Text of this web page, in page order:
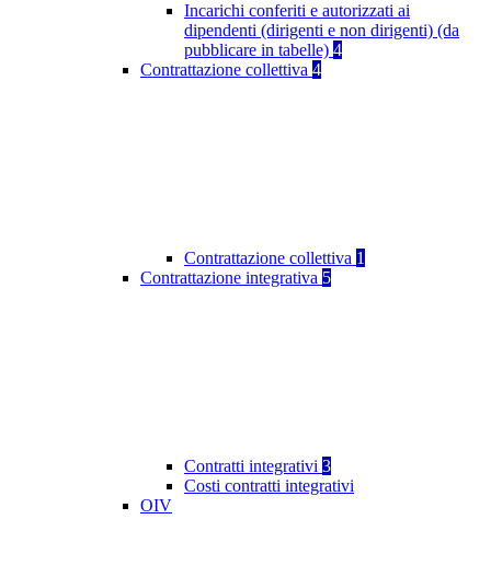
Incarichi conferiti e autorizzati ai
dipendenti (dirigenti e non dirigenti) (da
pubblicare in tabelle) 4
Contrattazione collettiva 4
Contrattazione collettiva 1
Contrattazione integrativa 5
Contratti integrativi 3
Costi contratti integrativi
OIV